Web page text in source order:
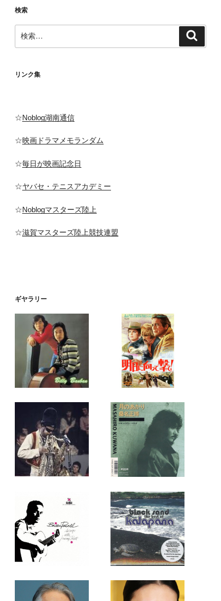
ペ
ジ
送
検索
索:
リンク集
☆Noblog湖南通信
☆映画ドラマメモランダム
☆毎日が映画記念日
☆ヤバセ・テニスアカデミー
☆Noblogマスターズ陸上
☆滋賀マスターズ陸上競技連盟
ギヤラリー